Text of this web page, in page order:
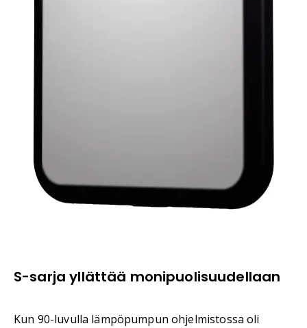
S-sarja yllättää monipuolisuudellaan
Kun 90-luvulla lämpöpumpun ohjelmistossa oli